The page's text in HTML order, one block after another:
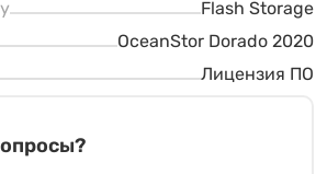
Flash Storage
OceanStor Dorado 2020
Лицензия ПО